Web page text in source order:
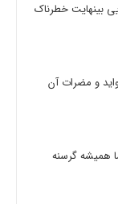
8 ماده غذایی بینهایت خطرناک
و مضرات آن
همیشه گرسنه